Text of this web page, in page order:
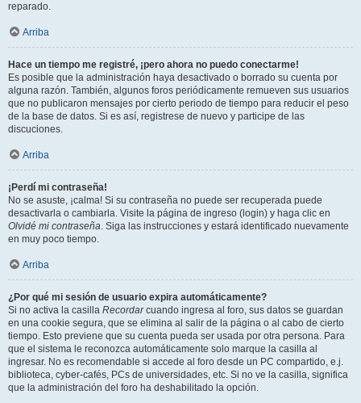
reparado.
Arriba
Hace un tiempo me registré, ¡pero ahora no puedo conectarme!
Es posible que la administración haya desactivado o borrado su cuenta por
alguna razón. También, algunos foros periódicamente remueven sus usuarios
que no publicaron mensajes por cierto periodo de tiempo para reducir el peso
de la base de datos. Si es así, registrese de nuevo y participe de las
discuciones.
Arriba
¡Perdí mi contraseña!
No se asuste, ¡calma! Si su contraseña no puede ser recuperada puede
desactivarla o cambiarla. Visite la página de ingreso (login) y haga clic en
Olvidé mi contraseña. Siga las instrucciones y estará identificado nuevamente
en muy poco tiempo.
Arriba
¿Por qué mi sesión de usuario expira automáticamente?
Si no activa la casilla Recordarcuando ingresa al foro, sus datos se guardan
en una cookie segura, que se elimina al salir de la página o al cabo de cierto
tiempo. Esto previene que su cuenta pueda ser usada por otra persona. Para
que el sistema le reconozca automáticamente solo marque la casilla al
ingresar. No es recomendable si accede al foro desde un PC compartido, e.j.
biblioteca, cyber-cafés, PCs de universidades, etc. Si no ve la casilla, significa
que la administración del foro ha deshabilitado la opción.